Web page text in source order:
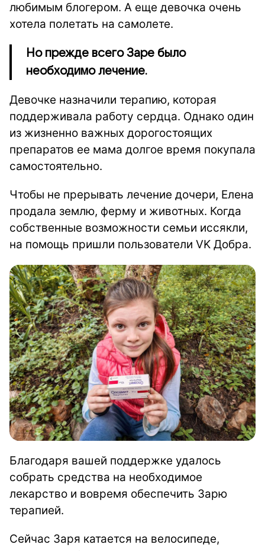
любимым блогером. А еще девочка очень
хотела полетать на самолете.
Но прежде всего Заре было
необходимо лечение.
Девочке назначили терапию, которая
поддерживала работу сердца. Однако один
из жизненно важных дорогостоящих
препаратов ее мама долгое время покупала
самостоятельно.
Чтобы не прерывать лечение дочери, Елена
продала землю, ферму и животных. Когда
собственные возможности семьи иссякли,
на помощь пришли пользователи VK Добра.
Благодаря вашей поддержке удалось
собрать средства на необходимое
лекарство и вовремя обеспечить Зарю
терапией.
Сейчас Заря катается на велосипеде,